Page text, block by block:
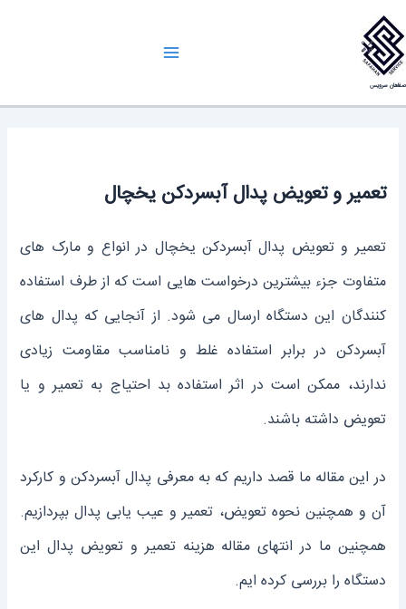
پرش
به
محتوا
صفاهان سرویس
تعمیر و تعویض پدال آبسردکن یخچال
تعمیر و تعویض پدال آبسردکن یخچال در انواع و مارک‌ های
متفاوت جزء بیشترین درخواست‌ هایی است که از طرف استفاده
‌کنندگان این دستگاه ارسال می‌ شود. از آنجایی که پدال‌ های
آبسرد‌کن در برابر استفاده‌ غلط و نامناسب مقاومت زیادی
ندارند، ممکن است در اثر استفاده‌ بد احتیاج به تعمیر و یا
تعویض داشته باشند.
در این مقاله ما قصد داریم که به معرفی پدال آبسردکن و کارکرد
آن و همچنین نحوه‌ تعویض، تعمیر و عیب یابی پدال بپردازیم.
همچنین ما در انتهای مقاله هزینه‌ تعمیر و تعویض پدال این
دستگاه را بررسی کرده‌ ایم.